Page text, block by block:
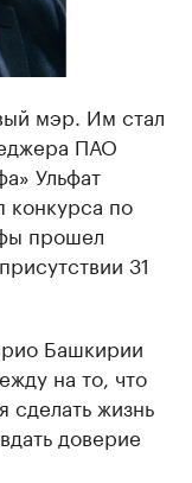
мэр. Им стал
ПАО
Ульфат
конкурса по
прошел
31
Башкирии
на то, что
сделать жизнь
доверие